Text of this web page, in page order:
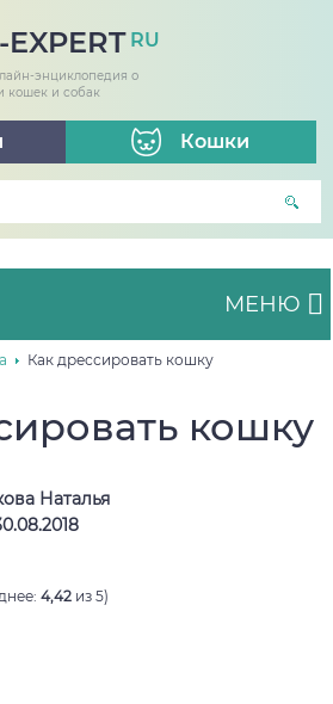
EXPERT RU
энциклопедия о
кошек и собак
Кошки
МЕНЮ
Как дрессировать кошку
кошку
Наталья
4,42из 5)